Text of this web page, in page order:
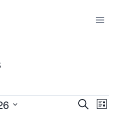
BuscarLista